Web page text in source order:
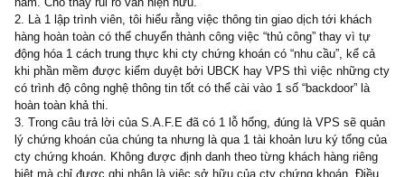
1. UBCK vẫn chưa thông qua luật thành lập quỹ bảo vệ nhà đầu
trong các trường hợp nghiêm trọng, dù điều này đã được 1 tổ
kinh nghiệm cao về chứng khoán như VAFI đề xuất liên tục trong
năm. Cho thấy rủi ro vẫn hiện hữu.
2. Là 1 lập trình viên, tôi hiểu rằng việc thông tin giao dịch tới
hàng hoàn toàn có thể chuyển thành công việc “thủ công” thay vì
động hóa 1 cách trung thực khi cty chứng khoán có “nhu cầu”, kể
khi phần mềm được kiểm duyệt bởi UBCK hay VPS thì việc
có trình độ công nghệ thông tin tốt có thể cài vào 1 số “backdoor”